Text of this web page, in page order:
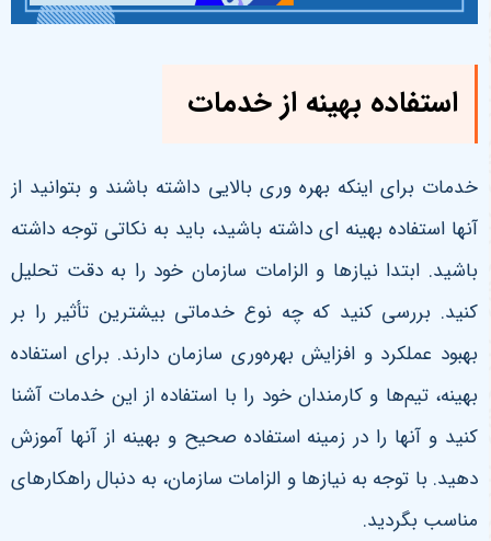
استفاده بهینه از خدمات
خدمات برای اینکه بهره وری بالایی داشته باشند و بتوانید از
آنها استفاده بهینه ای داشته باشید، باید به نکاتی توجه داشته
باشید. ابتدا نیازها و الزامات سازمان خود را به دقت تحلیل
کنید. بررسی کنید که چه نوع خدماتی بیشترین تأثیر را بر
بهبود عملکرد و افزایش بهره‌وری سازمان دارند. برای استفاده
بهینه، تیم‌ها و کارمندان خود را با استفاده از این خدمات آشنا
کنید و آنها را در زمینه استفاده صحیح و بهینه از آنها آموزش
دهید. با توجه به نیازها و الزامات سازمان، به دنبال راهکارهای
مناسب بگردید.